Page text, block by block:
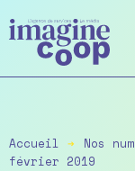
to
the
content
Accueil ➔ Nos
février 2019